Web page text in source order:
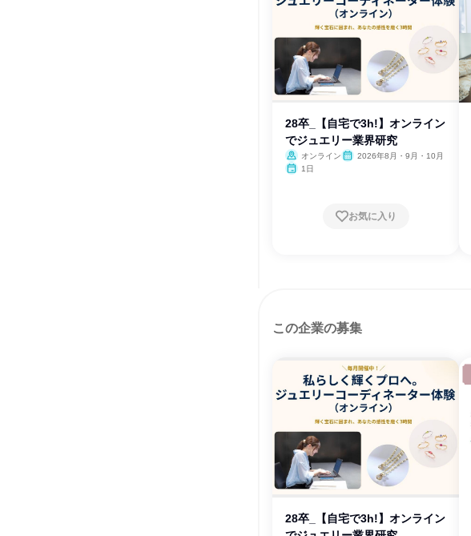
28卒_【自宅で3h!】オンライン
でジュエリー業界研究
オンライン
2026年8月・9月・10月
1日
お気に入り
この企業の募集
28卒_【自宅で3h!】オンライン